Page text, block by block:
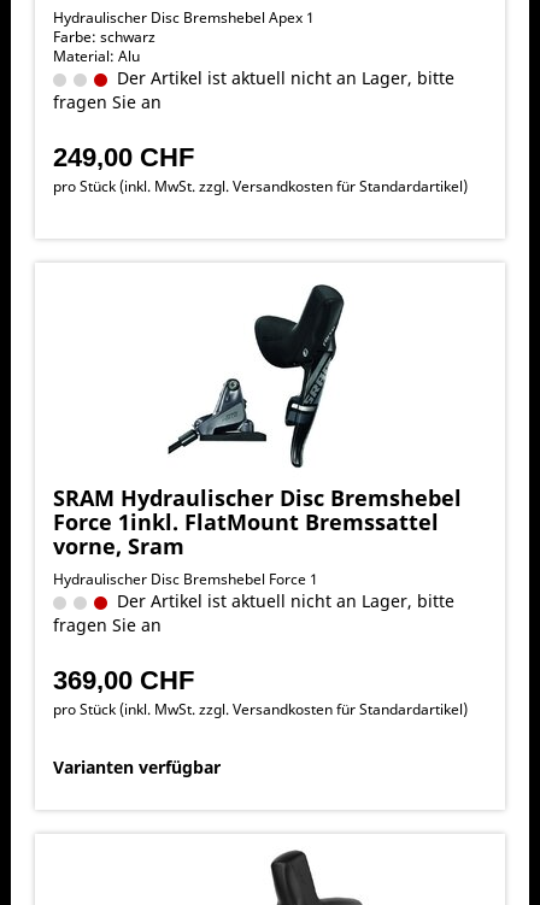
Hydraulischer Disc Bremshebel Apex 1
Farbe: schwarz
Material: Alu
Der Artikel ist aktuell nicht an Lager, bitte
fragen Sie an
249,00 CHF
pro Stück (inkl. MwSt. zzgl.Versandkosten für Standardartikel)
SRAM Hydraulischer Disc Bremshebel
Force 1inkl. FlatMount Bremssattel
vorne, Sram
Hydraulischer Disc Bremshebel Force 1
Der Artikel ist aktuell nicht an Lager, bitte
fragen Sie an
369,00 CHF
pro Stück (inkl. MwSt. zzgl.Versandkosten für Standardartikel)
Varianten verfügbar